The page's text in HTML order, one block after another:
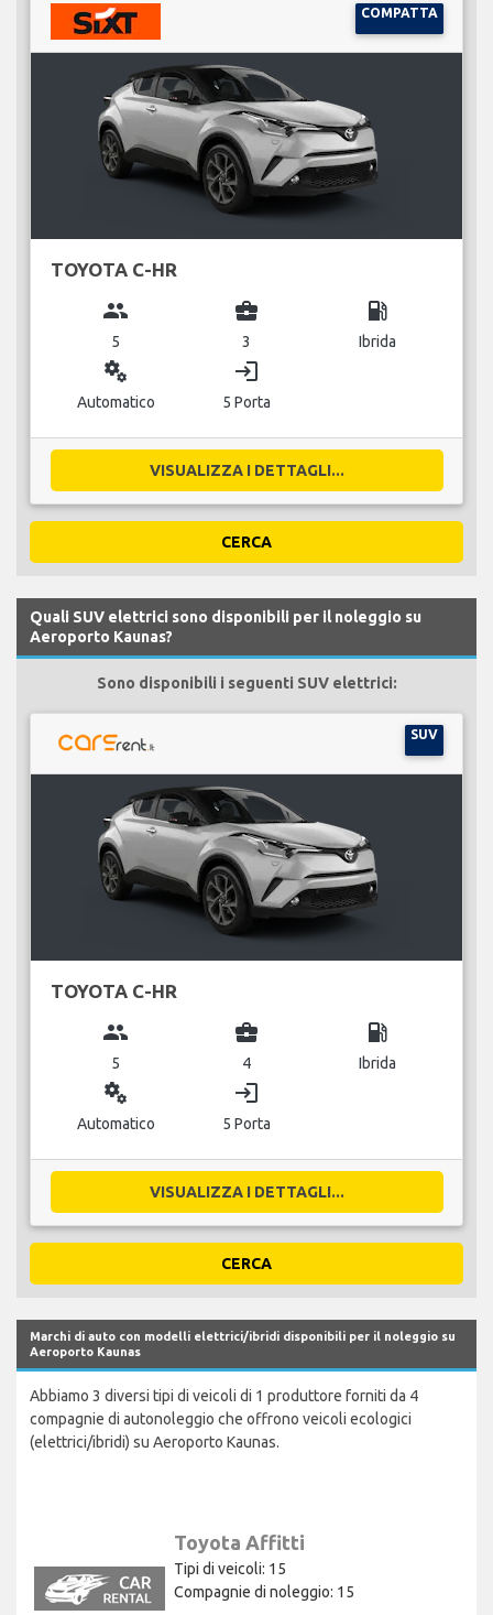
COMPATTA
TOYOTA C-HR
group
5
business_center
3
local_gas_station
Ibrida
miscellaneous_services
Automatico
login
5 Porta
VISUALIZZA I DETTAGLI...
CERCA
Quali SUV elettrici sono disponibili per il noleggio su
Aeroporto Kaunas?
Sono disponibili i seguenti SUV elettrici:
SUV
TOYOTA C-HR
group
5
business_center
4
local_gas_station
Ibrida
miscellaneous_services
Automatico
login
5 Porta
VISUALIZZA I DETTAGLI...
CERCA
Marchi di auto con modelli elettrici/ibridi disponibili per il noleggio su
Aeroporto Kaunas
Abbiamo 3 diversi tipi di veicoli di 1 produttore forniti da 4
compagnie di autonoleggio che offrono veicoli ecologici
(elettrici/ibridi) su Aeroporto Kaunas.
Toyota Affitti
Tipi di veicoli: 15
Compagnie di noleggio: 15